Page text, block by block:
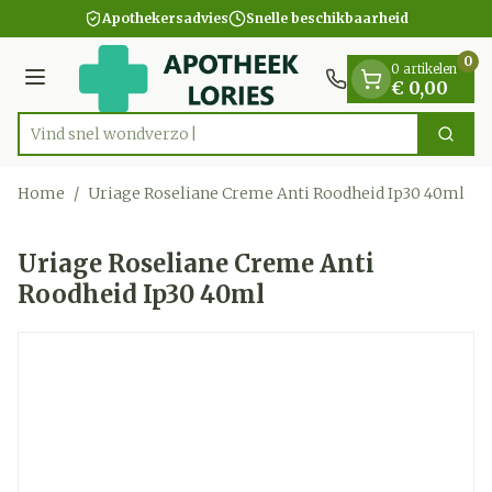
Ga naar de inhoudApothekersadvies Snelle beschikbaarheid
Menu
Product, merk, categorie...
Vind snel w Zoek
0 artikelen
€ 0,00
0
Home / Uriage Roseliane Creme Anti Roodheid Ip30 40ml
Uriage Roseliane Creme Anti
Roodheid Ip30 40ml